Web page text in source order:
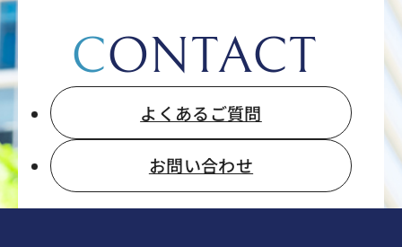
CONTACT
よくあるご質問
お問い合わせ